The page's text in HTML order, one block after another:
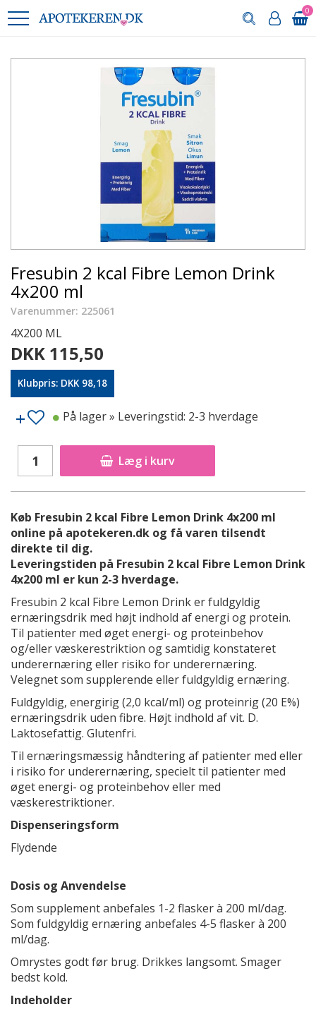
0
Fresubin 2 kcal Fibre Lemon Drink
4x200 ml
Varenummer: 225061
4X200 ML
DKK 115,50
Klubpris: DKK 98,18
Læg i kurv
På lager» Leveringstid: 2-3 hverdage
Køb Fresubin 2 kcal Fibre Lemon Drink 4x200 ml
online på apotekeren.dk og få varen tilsendt
direkte til dig.
Leveringstiden på Fresubin 2 kcal Fibre Lemon Drink
4x200 ml er kun 2-3 hverdage.
Fresubin 2 kcal Fibre Lemon Drink er fuldgyldig
ernæringsdrik med højt indhold af energi og protein.
Til patienter med øget energi- og proteinbehov
og/eller væskerestriktion og samtidig konstateret
underernæring eller risiko for underernæring.
Velegnet som supplerende eller fuldgyldig ernæring.
Fuldgyldig, energirig (2,0 kcal/ml) og proteinrig (20 E%)
ernæringsdrik uden fibre. Højt indhold af vit. D.
Laktosefattig. Glutenfri.
Til ernæringsmæssig håndtering af patienter med eller
i risiko for underernæring, specielt til patienter med
øget energi- og proteinbehov eller med
væskerestriktioner.
Dispenseringsform
Flydende
Dosis og Anvendelse
Som supplement anbefales 1-2 flasker à 200 ml/dag.
Som fuldgyldig ernæring anbefales 4-5 flasker à 200
ml/dag.
Omrystes godt før brug. Drikkes langsomt. Smager
bedst kold.
Indeholder